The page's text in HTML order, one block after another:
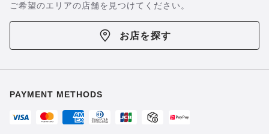
ご希望のエリアの店舗を見つけてください。
お店を探す
PAYMENT METHODS